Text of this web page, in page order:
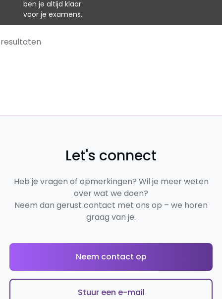
ben je altijd klaar
voor je examens.
resultaten
Let's connect
Heb je vragen of opmerkingen? Wil je meer weten
over wat we doen?
Neem dan gerust contact met ons op – we horen
graag van je.
Neem contact op
Stuur een e-mail